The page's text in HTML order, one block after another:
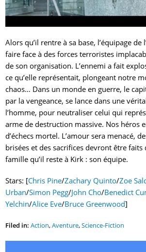
Alors qu’il rentre à sa base, l’équipage de
faire face à des forces terroristes
de son organisation. L’ennemi a fait
ce qu’elle représentait, plongeant notre
chaos… Dans un monde en guerre, le
par la vengeance, se lance dans une
l’homme, pour neutraliser celui qui
arme de destruction massive. Nos héros
d’échecs mortel. L’amour sera menacé,
brisées et des sacrifices devront être faits
famille qu’il reste à Kirk : son équipe.
Stars: [Chris Pine/Zachary Quinto/Zoe
Urban/Simon Pegg/John Cho/Benedict
Yelchin/Alice Eve/Bruce Greenwood]
Filed in: Action,Aventure,Science-Fiction